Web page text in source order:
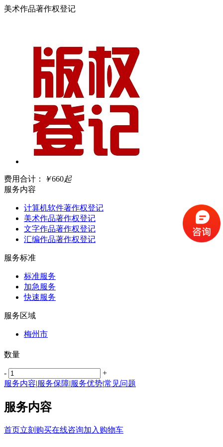
美术作品著作权登记
费用合计： ￥660起
服务内容
计算机软件著作权登记
美术作品著作权登记
文字作品著作权登记
汇编作品著作权登记
服务标准
标准服务
加急服务
快速服务
服务区域
梅州市
数量
-
+
服务内容|服务保障|服务优势|常见问题
服务内容
首页立刻购买在线咨询加入购物车